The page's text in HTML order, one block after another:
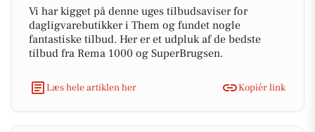
Vi har kigget på denne uges tilbudsaviser for
dagligvarebutikker i Them og fundet nogle
fantastiske tilbud. Her er et udpluk af de bedste
tilbud fra Rema 1000 og SuperBrugsen.
Læs hele artiklen her Kopiér link